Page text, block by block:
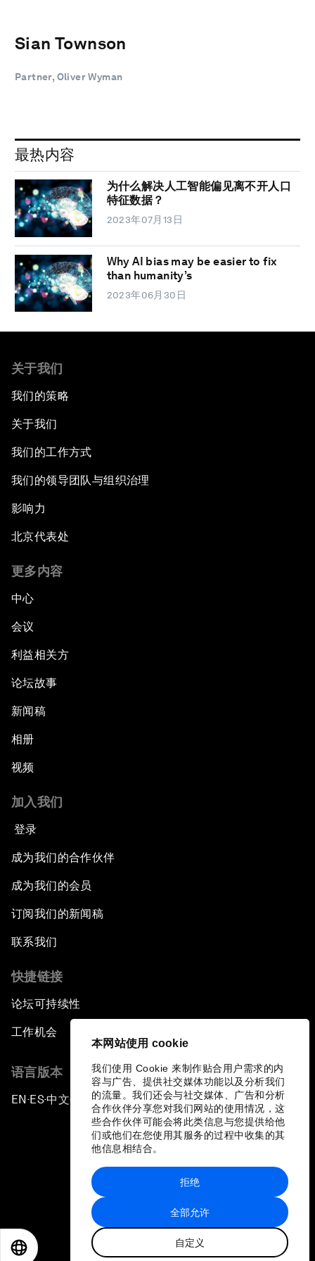
本网站使用 cookie
我们使用 Cookie 来制作贴合用户需求的内
容与广告、提供社交媒体功能以及分析我们
的流量。我们还会与社交媒体、广告和分析
合作伙伴分享您对我们网站的使用情况，这
些合作伙伴可能会将此类信息与您提供给他
们或他们在您使用其服务的过程中收集的其
他信息相结合。
全部允许
自定义
拒绝
Sian Townson
Partner, Oliver Wyman
最热内容
为什么解决人工智能偏见离不开人口
特征数据？
2023年07月13日
Why AI bias may be easier to fix
than humanity’s
2023年06月30日
关于我们
我们的策略
关于我们
我们的工作方式
我们的领导团队与组织治理
影响力
北京代表处
更多内容
中心
会议
利益相关方
论坛故事
新闻稿
相册
视频
加入我们
登录
成为我们的合作伙伴
成为我们的会员
订阅我们的新闻稿
联系我们
快捷链接
论坛可持续性
工作机会
语言版本
EN ▪ES▪中文▪ 日本語
站点地图
世界经济论坛